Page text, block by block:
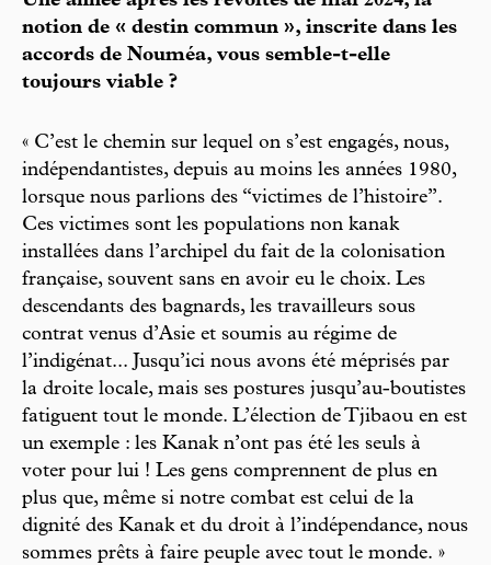
notion de « destin commun », inscrite dans les
accords de Nouméa, vous semble-t-elle
toujours viable ?
« C’est le chemin sur lequel on s’est engagés, nous,
indépendantistes, depuis au moins les années 1980,
lorsque nous parlions des “victimes de l’histoire”.
Ces victimes sont les populations non kanak
installées dans l’archipel du fait de la colonisation
française, souvent sans en avoir eu le choix. Les
descendants des bagnards, les travailleurs sous
contrat venus d’Asie et soumis au régime de
l’indigénat... Jusqu’ici nous avons été méprisés par
la droite locale, mais ses postures jusqu’au-boutistes
fatiguent tout le monde. L’élection de Tjibaou en est
un exemple : les Kanak n’ont pas été les seuls à
voter pour lui ! Les gens comprennent de plus en
plus que, même si notre combat est celui de la
dignité des Kanak et du droit à l’indépendance, nous
sommes prêts à faire peuple avec tout le monde. »